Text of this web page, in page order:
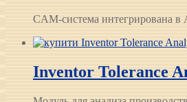
CAM-система интегрирована в
Inventor Tolerance